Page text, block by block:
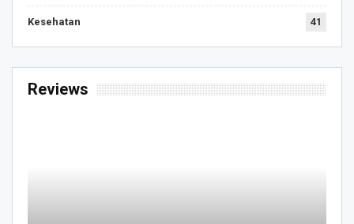
Kesehatan 41
Reviews